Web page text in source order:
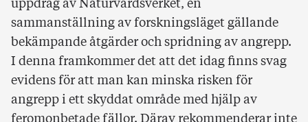
uppdrag av Naturvårdsverket, en
sammanställning av forskningsläget gällande
bekämpande åtgärder och spridning av angrepp.
I denna framkommer det att det idag finns svag
evidens för att man kan minska risken för
angrepp i ett skyddat område med hjälp av
feromonbetade fällor. Därav rekommenderar inte